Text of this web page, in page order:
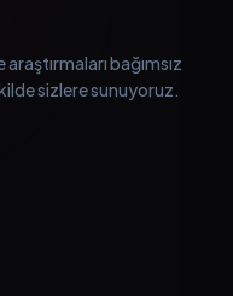
bağımsız
sizlere sunuyoruz.